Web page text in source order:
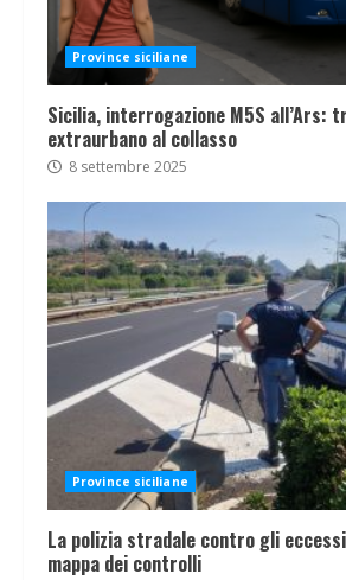
Province siciliane
Sicilia, interrogazione M5S all’Ars:
extraurbano al collasso
8 settembre 2025
Province siciliane
La polizia stradale contro gli
mappa dei controlli